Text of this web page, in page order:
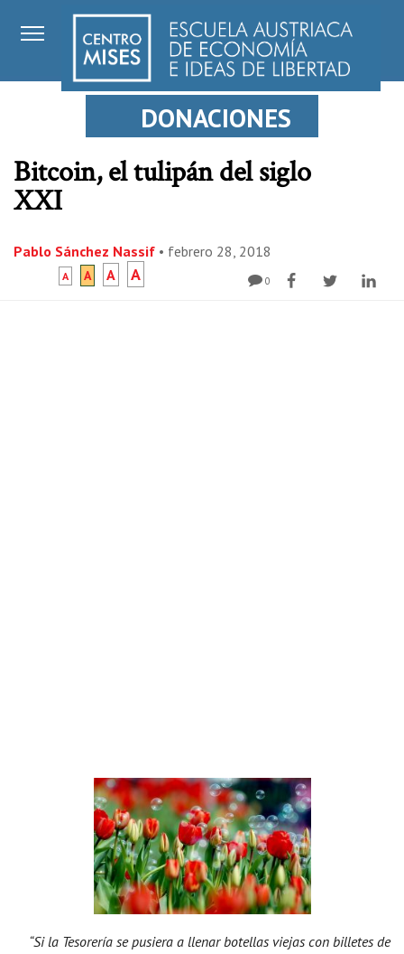
DONACIONES
Bitcoin, el tulipán del siglo
XXI
Pablo Sánchez Nassif • febrero 28, 2018
A A A A 0
“Si la Tesorería se pusiera a llenar botellas viejas con billetes de